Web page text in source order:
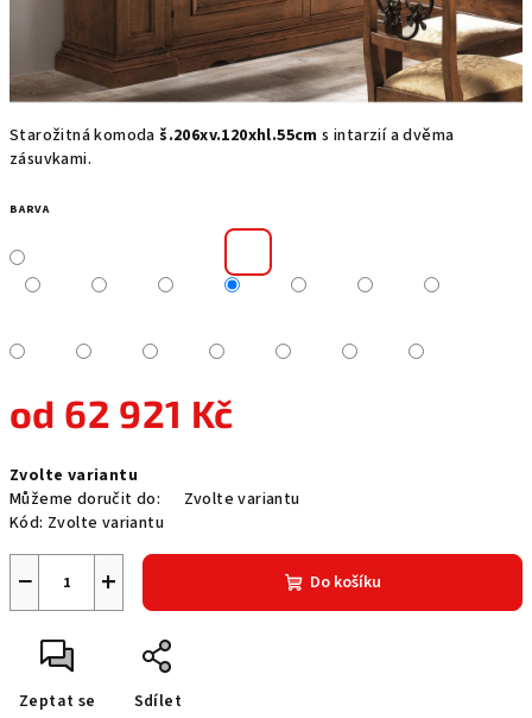
Starožitná komodaš.206xv.120xhl.55cms intarzií a dvěma
zásuvkami.
BARVA
od 62 921 Kč
cena:
Zvolte variantu
Můžeme doručit do:
Zvolte variantu
Kód: Zvolte variantu
+
− Do košíku
Zeptat se Sdílet